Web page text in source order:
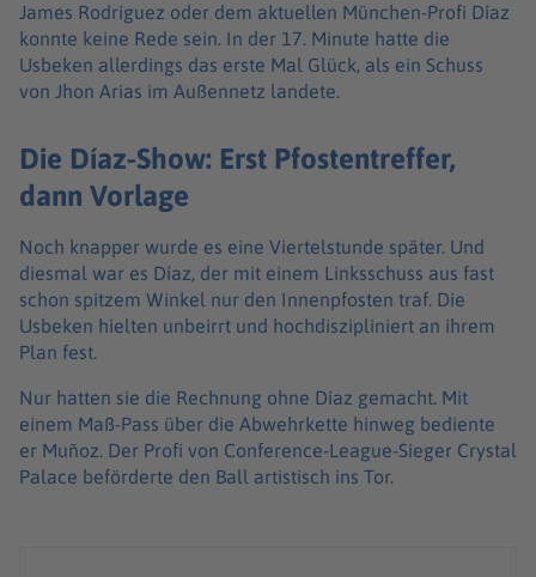
James Rodríguez oder dem aktuellen München-Profi Díaz
konnte keine Rede sein. In der 17. Minute hatte die
Usbeken allerdings das erste Mal Glück, als ein Schuss
von Jhon Arias im Außennetz landete.
Die Díaz-Show: Erst Pfostentreffer,
dann Vorlage
Noch knapper wurde es eine Viertelstunde später. Und
diesmal war es Díaz, der mit einem Linksschuss aus fast
schon spitzem Winkel nur den Innenpfosten traf. Die
Usbeken hielten unbeirrt und hochdiszipliniert an ihrem
Plan fest.
Nur hatten sie die Rechnung ohne Díaz gemacht. Mit
einem Maß-Pass über die Abwehrkette hinweg bediente
er Muñoz. Der Profi von Conference-League-Sieger Crystal
Palace beförderte den Ball artistisch ins Tor.